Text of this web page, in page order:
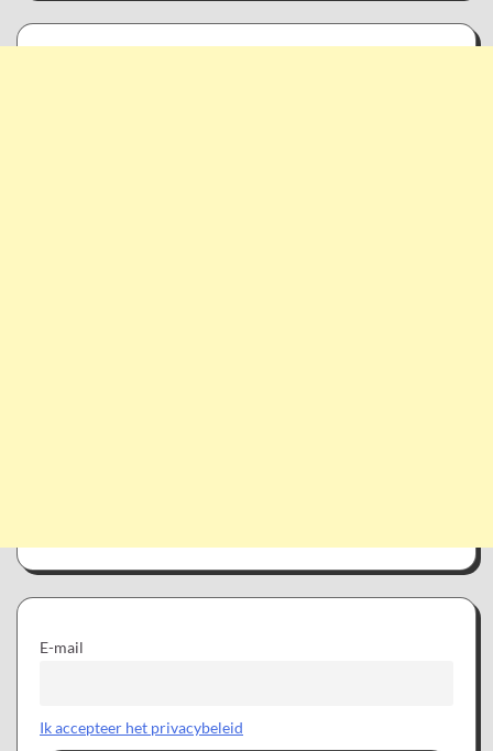
E-mail
Ik accepteer het privacybeleid